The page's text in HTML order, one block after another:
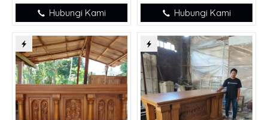
Hubungi Kami Hubungi Kami